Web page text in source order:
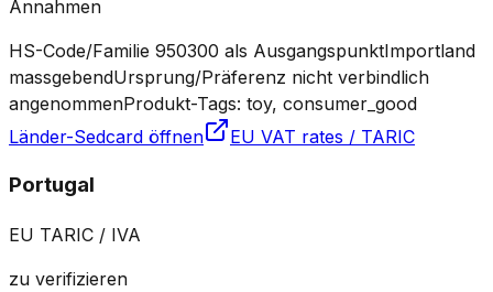
Annahmen
HS-Code/Familie 950300 als AusgangspunktImportland
massgebendUrsprung/Präferenz nicht verbindlich
angenommenProdukt-Tags: toy, consumer_good
Länder-Sedcard öffnen
EU VAT rates / TARIC
Portugal
EU TARIC / IVA
zu verifizieren